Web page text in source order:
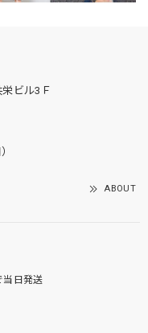
ビル3Ｆ
ABOUT
当日発送